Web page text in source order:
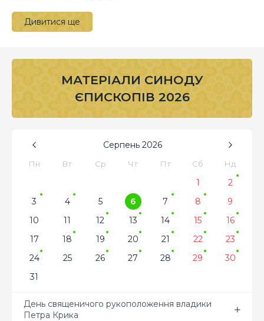
Дивитися ще
МАТЕРІАЛИ СИНОДУ
ЄПИСКОПІВ 2026
Серпень 2026
Пн Вт Ср Чт Пт Сб Нд
1
2
3
4 5 6 7 8
9
10
11 12 13 14 15
16
17
18 19 20 21 22
23
24
25 26 27 28 29
30
31
День священичого рукоположення владики
Петра Крика